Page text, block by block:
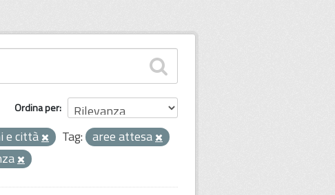
Ordina per
e città Tag: aree attesa